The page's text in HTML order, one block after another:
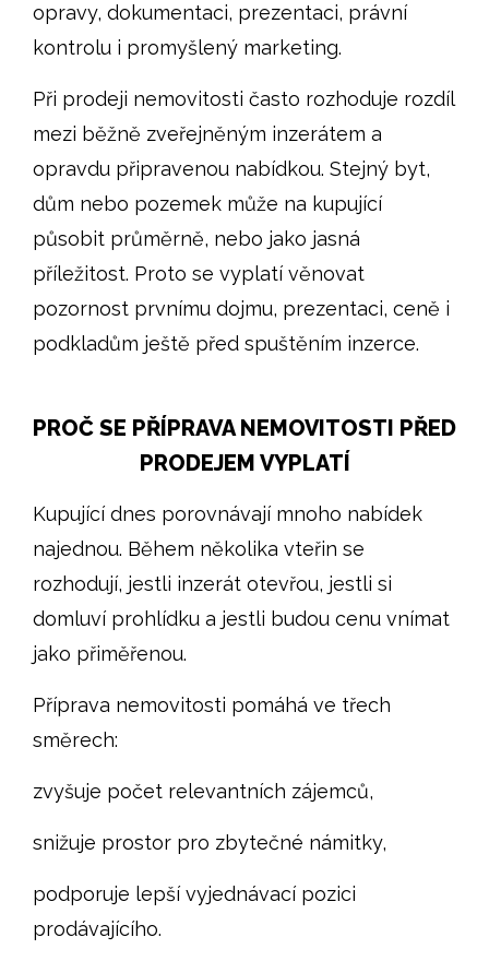
opravy, dokumentaci, prezentaci, právní
kontrolu i promyšlený marketing.
Při prodeji nemovitosti často rozhoduje rozdíl
mezi běžně zveřejněným inzerátem a
opravdu připravenou nabídkou. Stejný byt,
dům nebo pozemek může na kupující
působit průměrně, nebo jako jasná
příležitost. Proto se vyplatí věnovat
pozornost prvnímu dojmu, prezentaci, ceně i
podkladům ještě před spuštěním inzerce.
PROČ SE PŘÍPRAVA NEMOVITOSTI PŘED
PRODEJEM VYPLATÍ
Kupující dnes porovnávají mnoho nabídek
najednou. Během několika vteřin se
rozhodují, jestli inzerát otevřou, jestli si
domluví prohlídku a jestli budou cenu vnímat
jako přiměřenou.
Příprava nemovitosti pomáhá ve třech
směrech:
zvyšuje počet relevantních zájemců,
snižuje prostor pro zbytečné námitky,
podporuje lepší vyjednávací pozici
prodávajícího.